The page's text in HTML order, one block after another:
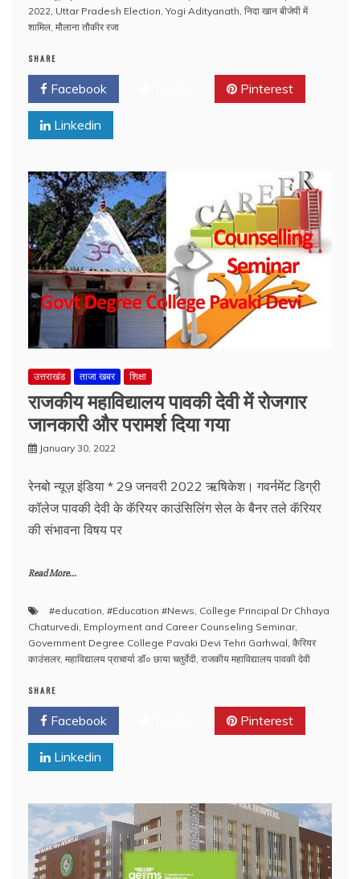
2022, Uttar Pradesh Election, Yogi Adityanath, निदा खान बीजेपी में
शामिल, मौलाना तौकीर रजा
SHARE
Facebook Pinterest
Linkedin
उत्तराखंड ताजा खबर शिक्षा
राजकीय महाविद्यालय पावकी देवी में रोजगार
जानकारी और परामर्श दिया गया
January 30, 2022
रेनबो न्यूज़ इंडिया * 29 जनवरी 2022 ऋषिकेश। गवर्नमेंट डिग्री
कॉलेज पावकी देवी के कॅरियर काउंसिलिंग सेल के बैनर तले कॅरियर
की संभावना विषय पर
Read More...
#education, #Education #News, College Principal Dr Chhaya
Chaturvedi, Employment and Career Counseling Seminar,
Government Degree College Pavaki Devi Tehri Garhwal, कैरियर
काउंसलर, महाविद्यालय प्राचार्या डॉ० छाया चतुर्वेदी, राजकीय महाविद्यालय पावकी देवी
SHARE
Facebook Pinterest
Linkedin